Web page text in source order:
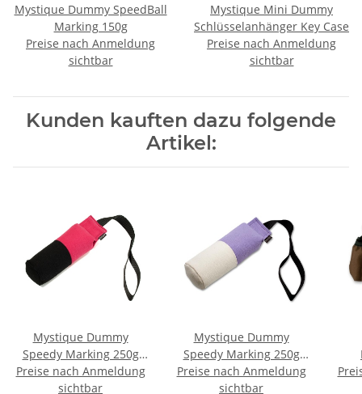
Mystique Dummy SpeedBall
Marking 150g
Preise nach Anmeldung
sichtbar
Mystique Mini Dummy
Schlüsselanhänger Key Case
Preise nach Anmeldung
sichtbar
Kunden kauften dazu folgende
Artikel:
Mystique Dummy
Speedy Marking 250g
hot pink / schwarz
Preise nach Anmeldung
sichtbar
Mystique Dummy
Speedy Marking 250g
weiß / lila
Preise nach Anmeldung
sichtbar